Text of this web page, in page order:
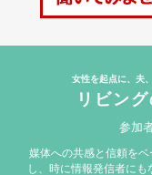
女性を起点に、夫
リビン
参加
媒体への共感と信頼を
し、時に情報発信者にも